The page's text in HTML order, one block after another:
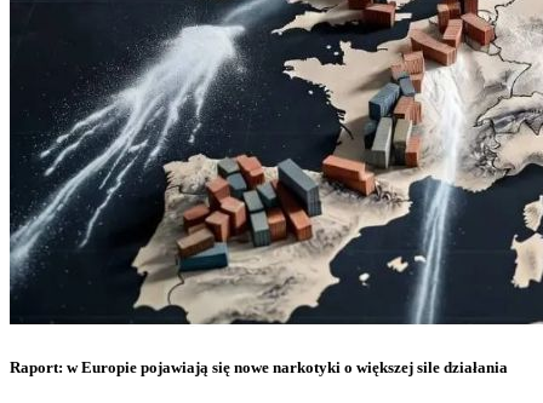
Raport: w Europie pojawiają się nowe narkotyki o większej sile działania